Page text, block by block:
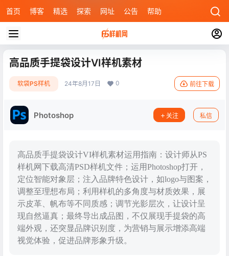
首页 博客 精选 探索 网址 公告 帮助
高品质手提袋设计VI样机素材
软袋PS样机 24年8月17日 0 前往下载
Photoshop 关注 私信
高品质手提袋设计VI样机素材运用指南：设计师从PS
样机网下载高清PSD样机文件；运用Photoshop打开，
定位智能对象层；注入品牌特色设计，如logo与图案，
调整至理想布局；利用样机的多角度与材质效果，展
示皮革、帆布等不同质感；调节光影层次，让设计呈
现自然逼真；最终导出成品图，不仅展现手提袋的高
端外观，还突显品牌识别度，为营销与展示增添高端
视觉体验，促进品牌形象升级。